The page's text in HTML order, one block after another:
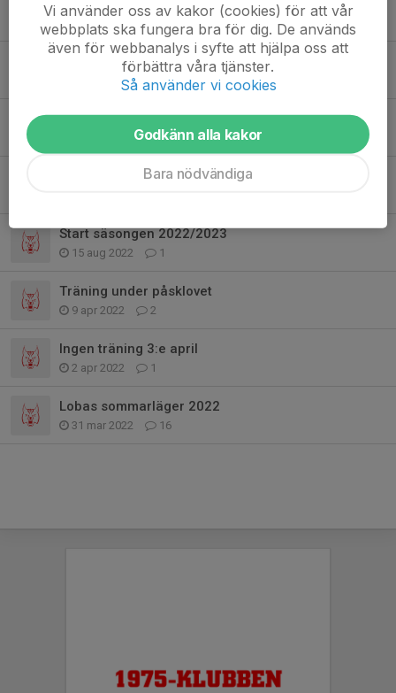
19 dec 2023
Paus under sportlovveckan v.8 2023
17 feb 2023 0
Träningen 2023 börjar 8/1
1
Ingen träning lovveckan 30/10 och 3/11
Start säsongen 2022/2023
15 aug 2022 1
Träning under påsklovet
9 apr 2022 2
Ingen träning 3:e april
2 apr 2022 1
Lobas sommarläger 2022
31 mar 2022 16
Vi använder oss av kakor (cookies) för att vår
webbplats ska fungera bra för dig. De används
även för webbanalys i syfte att hjälpa oss att
förbättra våra tjänster.
Så använder vi cookies
Godkänn alla kakor
Bara nödvändiga